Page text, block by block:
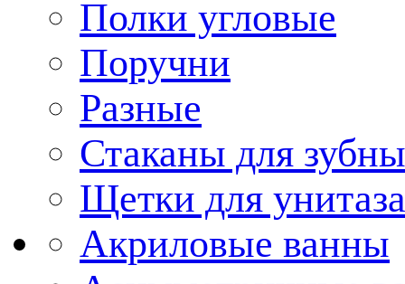
Полки угловые
Поручни
Разные
Стаканы для
Щетки для унитаза
Акриловые ванны